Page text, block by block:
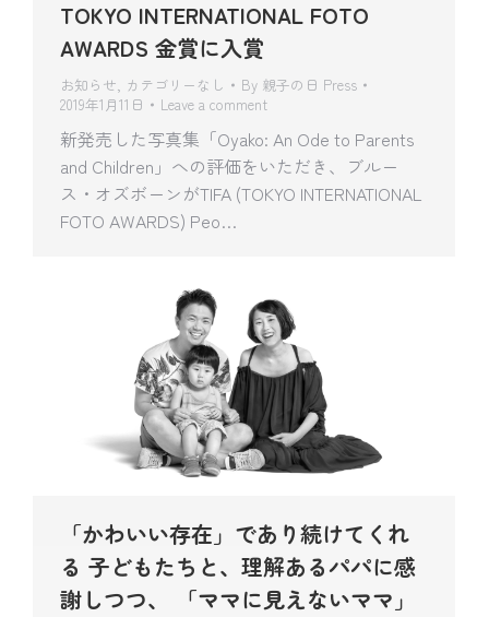
TOKYO INTERNATIONAL FOTO
AWARDS 金賞に入賞
お知らせ カテゴリーなし By 親子の日 Press
2019年1月11日
Leave a comment
新発売した写真集「Oyako: An Ode to Parents
and Children」への評価をいただき、ブルー
ス・オズボーンがTIFA (TOKYO INTERNATIONAL
FOTO AWARDS) Peo…
「かわいい存在」であり続けてくれ
る 子どもたちと、理解あるパパに感
謝しつつ、 「ママに見えないママ」